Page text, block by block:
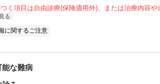
く項目は自由診療(保険適用外)、または治療内容
る
に関するご注意
能な難病